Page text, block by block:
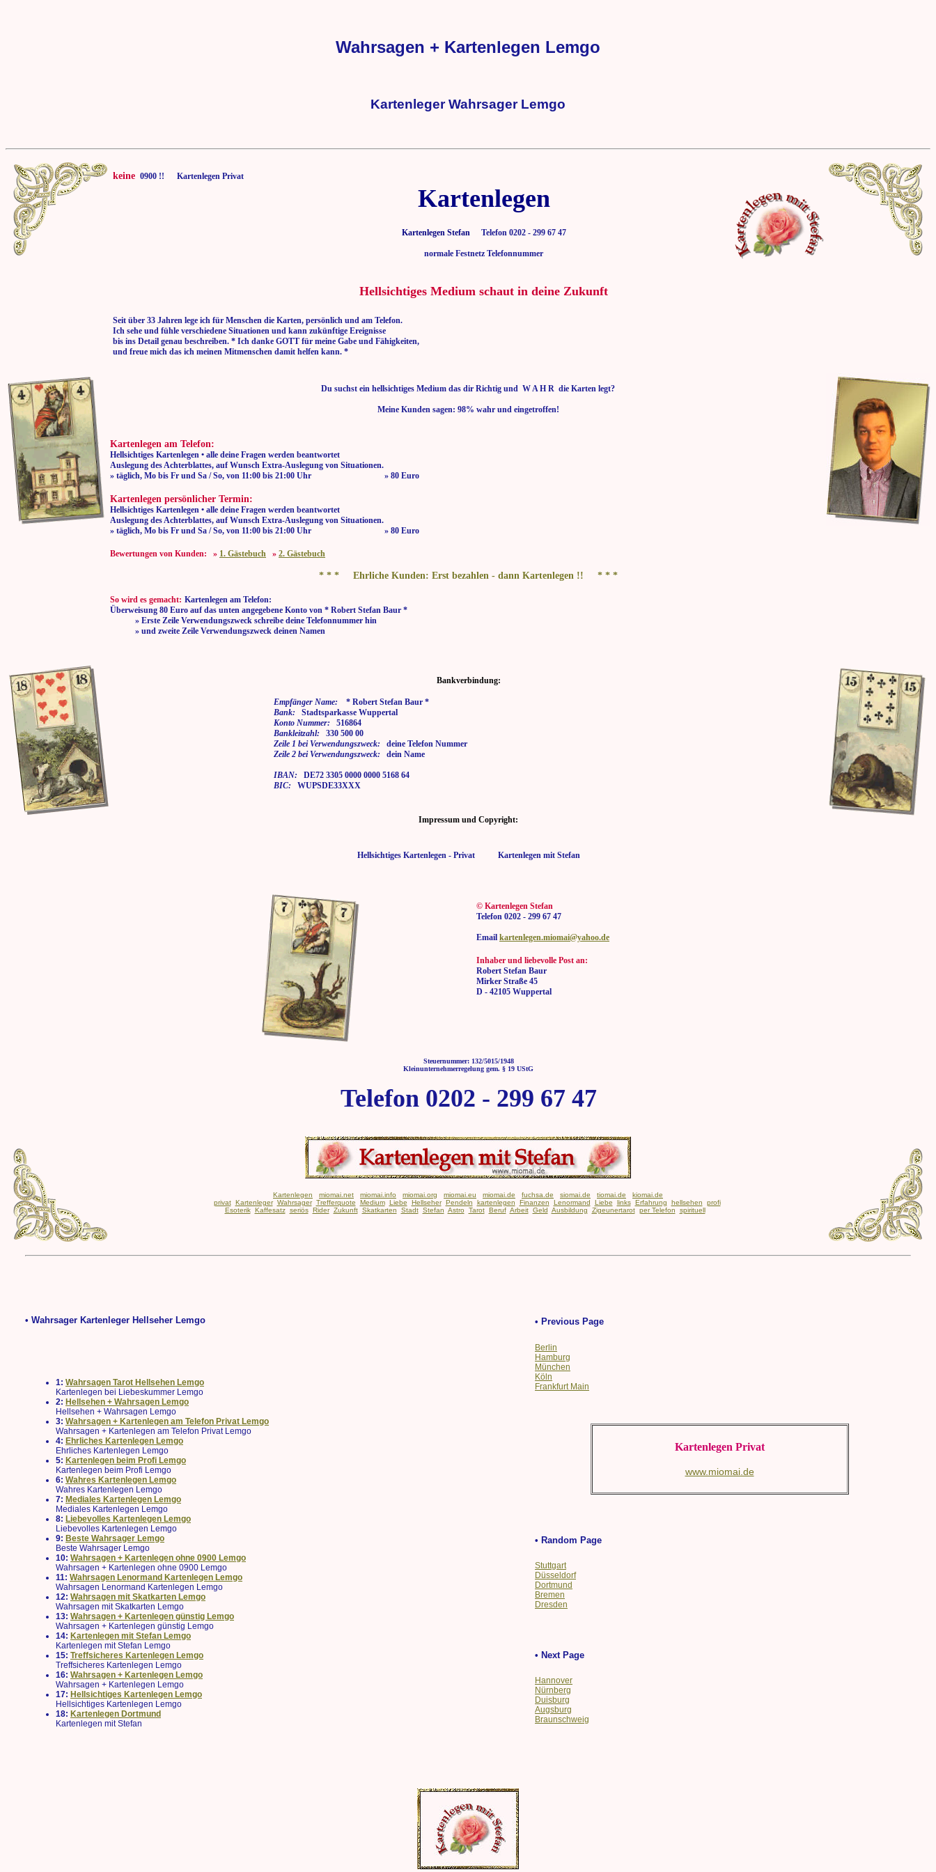
Wahrsagen + Kartenlegen Lemgo
Kartenleger Wahrsager Lemgo
keine 0900 !! Kartenlegen Privat
Kartenlegen
Kartenlegen Stefan Telefon 0202 - 299 67 47
normale Festnetz Telefonnummer
Hellsichtiges Medium schaut in deine Zukunft
Seit über 33 Jahren lege ich für Menschen die Karten, persönlich und am Telefon.
Ich sehe und fühle verschiedene Situationen und kann zukünftige Ereignisse
bis ins Detail genau beschreiben. * Ich danke GOTT für meine Gabe und Fähigkeiten,
und freue mich das ich meinen Mitmenschen damit helfen kann. *
Du suchst ein hellsichtiges Medium das dir Richtig und W A H R die Karten legt?
Meine Kunden sagen: 98% wahr und eingetroffen!
Kartenlegen am Telefon:
Hellsichtiges Kartenlegen • alle deine Fragen werden beantwortet
Auslegung des Achterblattes, auf Wunsch Extra-Auslegung von Situationen.
» täglich, Mo bis Fr und Sa / So, von 11:00 bis 21:00 Uhr » 80 Euro
Kartenlegen persönlicher Termin:
Hellsichtiges Kartenlegen • alle deine Fragen werden beantwortet
Auslegung des Achterblattes, auf Wunsch Extra-Auslegung von Situationen.
» täglich, Mo bis Fr und Sa / So, von 11:00 bis 21:00 Uhr » 80 Euro
Bewertungen von Kunden: » 1. Gästebuch » 2. Gästebuch
* * * Ehrliche Kunden: Erst bezahlen - dann Kartenlegen !! * * *
So wird es gemacht: Kartenlegen am Telefon:
Überweisung 80 Euro auf das unten angegebene Konto von * Robert Stefan Baur *
» Erste Zeile Verwendungszweck schreibe deine Telefonnummer hin
» und zweite Zeile Verwendungszweck deinen Namen
Bankverbindung:
Empfänger Name: * Robert Stefan Baur *
Bank: Stadtsparkasse Wuppertal
Konto Nummer: 516864
Bankleitzahl: 330 500 00
Zeile 1 bei Verwendungszweck: deine Telefon Nummer
Zeile 2 bei Verwendungszweck: dein Name
IBAN: DE72 3305 0000 0000 5168 64
BIC: WUPSDE33XXX
Impressum und Copyright:
Hellsichtiges Kartenlegen - Privat Kartenlegen mit Stefan
© Kartenlegen Stefan
Telefon 0202 - 299 67 47
Email kartenlegen.miomai@yahoo.de
Inhaber und liebevolle Post an:
Robert Stefan Baur
Mirker Straße 45
D - 42105 Wuppertal
Steuernummer: 132/5015/1948
Kleinunternehmerregelung gem. § 19 UStG
Telefon 0202 - 299 67 47
Kartenlegen miomai.net miomai.info miomai.org miomai.eu miomai.de fuchsa.de siomai.de tiomai.de
kiomai.de
privat Kartenleger Wahrsager Trefferquote Medium Liebe Hellseher Pendeln kartenlegen Finanzen Lenormand Liebe links Erfahrung hellsehen
profi
Esoterik Kaffesatz seriös Rider Zukunft Skatkarten Stadt Stefan Astro Tarot Beruf Arbeit Geld Ausbildung Zigeunertarot per Telefon spirituell
• Wahrsager Kartenleger Hellseher Lemgo
1: Wahrsagen Tarot Hellsehen Lemgo
Kartenlegen bei Liebeskummer Lemgo
2: Hellsehen + Wahrsagen Lemgo
Hellsehen + Wahrsagen Lemgo
3: Wahrsagen + Kartenlegen am Telefon Privat Lemgo
Wahrsagen + Kartenlegen am Telefon Privat Lemgo
4: Ehrliches Kartenlegen Lemgo
Ehrliches Kartenlegen Lemgo
5: Kartenlegen beim Profi Lemgo
Kartenlegen beim Profi Lemgo
6: Wahres Kartenlegen Lemgo
Wahres Kartenlegen Lemgo
7: Mediales Kartenlegen Lemgo
Mediales Kartenlegen Lemgo
8: Liebevolles Kartenlegen Lemgo
Liebevolles Kartenlegen Lemgo
9: Beste Wahrsager Lemgo
Beste Wahrsager Lemgo
10: Wahrsagen + Kartenlegen ohne 0900 Lemgo
Wahrsagen + Kartenlegen ohne 0900 Lemgo
11: Wahrsagen Lenormand Kartenlegen Lemgo
Wahrsagen Lenormand Kartenlegen Lemgo
12: Wahrsagen mit Skatkarten Lemgo
Wahrsagen mit Skatkarten Lemgo
13: Wahrsagen + Kartenlegen günstig Lemgo
Wahrsagen + Kartenlegen günstig Lemgo
14: Kartenlegen mit Stefan Lemgo
Kartenlegen mit Stefan Lemgo
15: Treffsicheres Kartenlegen Lemgo
Treffsicheres Kartenlegen Lemgo
16: Wahrsagen + Kartenlegen Lemgo
Wahrsagen + Kartenlegen Lemgo
17: Hellsichtiges Kartenlegen Lemgo
Hellsichtiges Kartenlegen Lemgo
18: Kartenlegen Dortmund
Kartenlegen mit Stefan
• Previous Page
Berlin
Hamburg
München
Köln
Frankfurt Main
Kartenlegen Privat
www.miomai.de
• Random Page
Stuttgart
Düsseldorf
Dortmund
Bremen
Dresden
• Next Page
Hannover
Nürnberg
Duisburg
Augsburg
Braunschweig